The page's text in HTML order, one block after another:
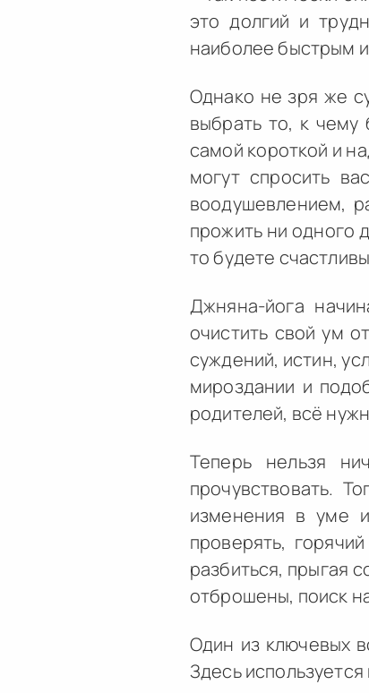
это долгий и
наиболее быстрым
Однако не зря же
выбрать то, к
самой короткой и
могут спросить
воодушевлением,
прожить ни одного
то будете
Джняна-йога
очистить свой ум
суждений, истин,
мироздании и
родителей, всё
Теперь нельзя
прочувствовать.
изменения в уме
проверять,
разбиться, прыгая
отброшены, поиск
Один из ключевых
Здесь